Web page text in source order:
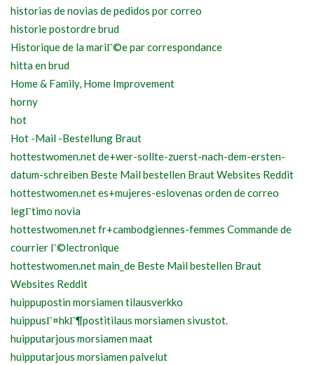
historias de novias de pedidos por correo
historie postordre brud
Historique de la mariГ©e par correspondance
hitta en brud
Home & Family, Home Improvement
horny
hot
Hot -Mail -Bestellung Braut
hottestwomen.net de+wer-sollte-zuerst-nach-dem-ersten-
datum-schreiben Beste Mail bestellen Braut Websites Reddit
hottestwomen.net es+mujeres-eslovenas orden de correo
legГ­timo novia
hottestwomen.net fr+cambodgiennes-femmes Commande de
courrier Г©lectronique
hottestwomen.net main_de Beste Mail bestellen Braut
Websites Reddit
huippupostin morsiamen tilausverkko
huippusГ¤hkГ¶postitilaus morsiamen sivustot.
huipputarjous morsiamen maat
huipputarjous morsiamen palvelut